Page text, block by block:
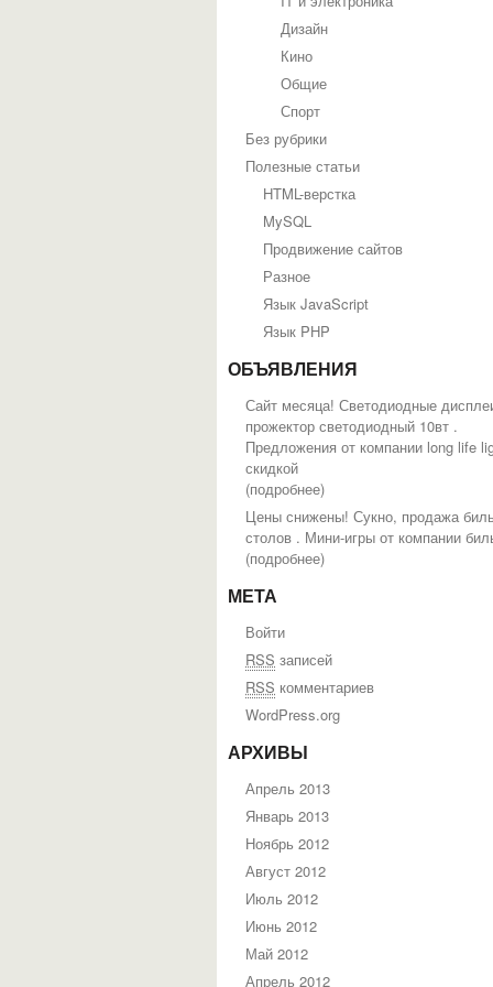
Дизайн
Кино
Общие
Спорт
Без рубрики
Полезные статьи
HTML-верстка
MySQL
Продвижение сайтов
Разное
Язык JavaScript
Язык PHP
ОБЪЯВЛЕНИЯ
Сайт месяца! Светодиодные
прожектор светодиодный 10вт .
Предложения от компании long life
скидкой
(подробнее)
Цены снижены! Сукно, продажа
столов . Мини-игры от компании
(подробнее)
МЕТА
Войти
RSS записей
RSS комментариев
WordPress.org
АРХИВЫ
Апрель 2013
Январь 2013
Ноябрь 2012
Август 2012
Июль 2012
Июнь 2012
Май 2012
Апрель 2012